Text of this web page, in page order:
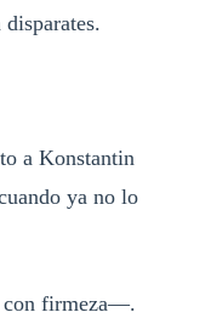
a Konstantin
ya no lo
firmeza—.